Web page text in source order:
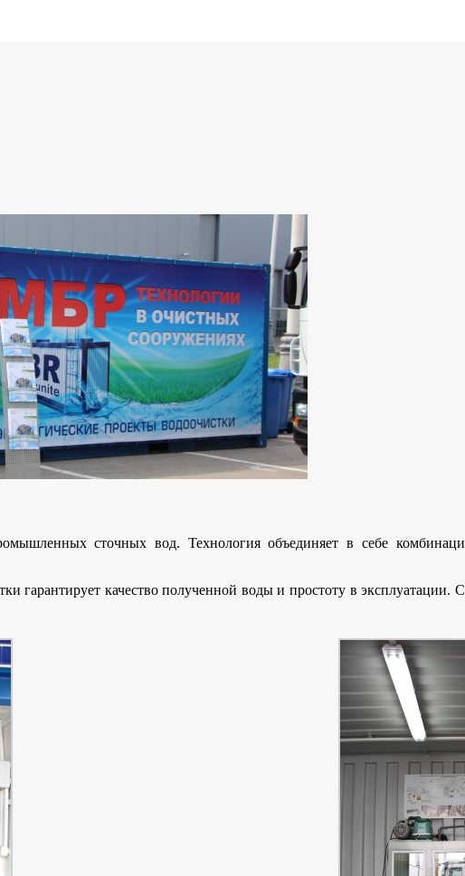
сточных вод. Технология объединяет в себе
гарантирует качество полученной воды и простоту в эксплуатации.